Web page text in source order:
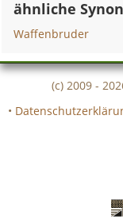
ähnliche
Waffenbruder
(c) 2009 -
•